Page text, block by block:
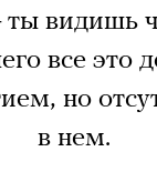
видишь
все это
но
в нем.